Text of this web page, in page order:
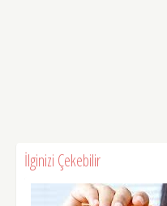
İlginizi Çekebilir